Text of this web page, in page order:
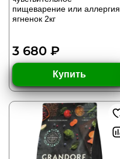
пищеварение или аллергия,
ягненок 2кг
3 680 ₽
Купить